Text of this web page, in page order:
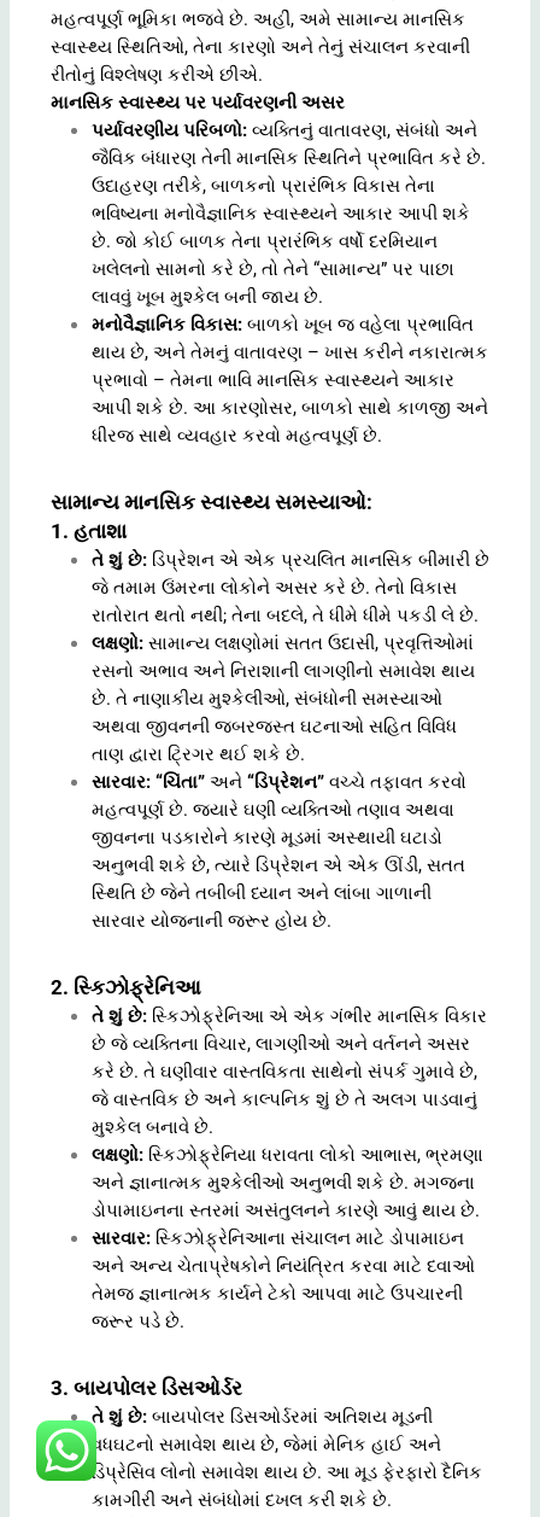
મહત્વપૂર્ણ ભૂમિકા ભજવે છે. અહીં, અમે સામાન્ય માનસિક
સ્વાસ્થ્ય સ્થિતિઓ, તેના કારણો અને તેનું સંચાલન કરવાની
રીતોનું વિશ્લેષણ કરીએ છીએ.
માનસિક સ્વાસ્થ્ય પર પર્યાવરણની અસર
પર્યાવરણીય પરિબળો: વ્યક્તિનું વાતાવરણ, સંબંધો અને
જૈવિક બંધારણ તેની માનસિક સ્થિતિને પ્રભાવિત કરે છે.
ઉદાહરણ તરીકે, બાળકનો પ્રારંભિક વિકાસ તેના
ભવિષ્યના મનોવૈજ્ઞાનિક સ્વાસ્થ્યને આકાર આપી શકે
છે. જો કોઈ બાળક તેના પ્રારંભિક વર્ષો દરમિયાન
ખલેલનો સામનો કરે છે, તો તેને “સામાન્ય” પર પાછા
લાવવું ખૂબ મુશ્કેલ બની જાય છે.
મનોવૈજ્ઞાનિક વિકાસ: બાળકો ખૂબ જ વહેલા પ્રભાવિત
થાય છે, અને તેમનું વાતાવરણ – ખાસ કરીને નકારાત્મક
પ્રભાવો – તેમના ભાવિ માનસિક સ્વાસ્થ્યને આકાર
આપી શકે છે. આ કારણોસર, બાળકો સાથે કાળજી અને
ધીરજ સાથે વ્યવહાર કરવો મહત્વપૂર્ણ છે.
સામાન્ય માનસિક સ્વાસ્થ્ય સમસ્યાઓ:
1. હતાશા
તે શું છે: ડિપ્રેશન એ એક પ્રચલિત માનસિક બીમારી છે
જે તમામ ઉંમરના લોકોને અસર કરે છે. તેનો વિકાસ
રાતોરાત થતો નથી; તેના બદલે, તે ધીમે ધીમે પકડી લે છે.
લક્ષણો: સામાન્ય લક્ષણોમાં સતત ઉદાસી, પ્રવૃત્તિઓમાં
રસનો અભાવ અને નિરાશાની લાગણીનો સમાવેશ થાય
છે. તે નાણાકીય મુશ્કેલીઓ, સંબંધોની સમસ્યાઓ
અથવા જીવનની જબરજસ્ત ઘટનાઓ સહિત વિવિધ
તાણ દ્વારા ટ્રિગર થઈ શકે છે.
સારવાર: “ચિંતા” અને “ડિપ્રેશન” વચ્ચે તફાવત કરવો
મહત્વપૂર્ણ છે. જ્યારે ઘણી વ્યક્તિઓ તણાવ અથવા
જીવનના પડકારોને કારણે મૂડમાં અસ્થાયી ઘટાડો
અનુભવી શકે છે, ત્યારે ડિપ્રેશન એ એક ઊંડી, સતત
સ્થિતિ છે જેને તબીબી ધ્યાન અને લાંબા ગાળાની
સારવાર યોજનાની જરૂર હોય છે.
2. સ્કિઝોફ્રેનિઆ
તે શું છે: સ્કિઝોફ્રેનિઆ એ એક ગંભીર માનસિક વિકાર
છે જે વ્યક્તિના વિચાર, લાગણીઓ અને વર્તનને અસર
કરે છે. તે ઘણીવાર વાસ્તવિકતા સાથેનો સંપર્ક ગુમાવે છે,
જે વાસ્તવિક છે અને કાલ્પનિક શું છે તે અલગ પાડવાનું
મુશ્કેલ બનાવે છે.
લક્ષણો: સ્કિઝોફ્રેનિયા ધરાવતા લોકો આભાસ, ભ્રમણા
અને જ્ઞાનાત્મક મુશ્કેલીઓ અનુભવી શકે છે. મગજના
ડોપામાઇનના સ્તરમાં અસંતુલનને કારણે આવું થાય છે.
સારવાર: સ્કિઝોફ્રેનિઆના સંચાલન માટે ડોપામાઇન
અને અન્ય ચેતાપ્રેષકોને નિયંત્રિત કરવા માટે દવાઓ
તેમજ જ્ઞાનાત્મક કાર્યને ટેકો આપવા માટે ઉપચારની
જરૂર પડે છે.
3. બાયપોલર ડિસઓર્ડર
તે શું છે: બાયપોલર ડિસઓર્ડરમાં અતિશય મૂડની
વધઘટનો સમાવેશ થાય છે, જેમાં મેનિક હાઈ અને
ડિપ્રેસિવ લોનો સમાવેશ થાય છે. આ મૂડ ફેરફારો દૈનિક
કામગીરી અને સંબંધોમાં દખલ કરી શકે છે.